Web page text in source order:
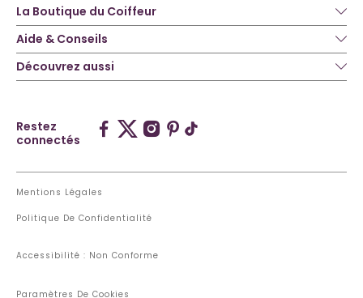
La Boutique du Coiffeur
Aide & Conseils
Découvrez aussi
Restez
connectés
Mentions Légales
Politique De Confidentialité
Accessibilité : Non Conforme
Paramètres De Cookies